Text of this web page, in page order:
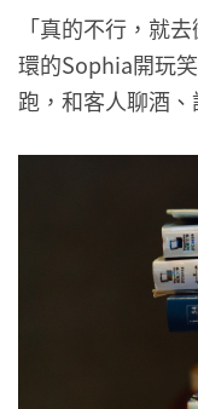
「真的不行，就
環的Sophia開玩
跑，和客人聊酒、